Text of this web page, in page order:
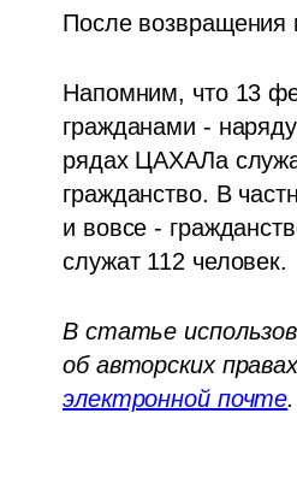
После возвращения
Напомним, что 13
гражданами -
рядах ЦАХАЛа
гражданство. В
и вовсе -
служат 112 человек.
В статье
электронной почте.